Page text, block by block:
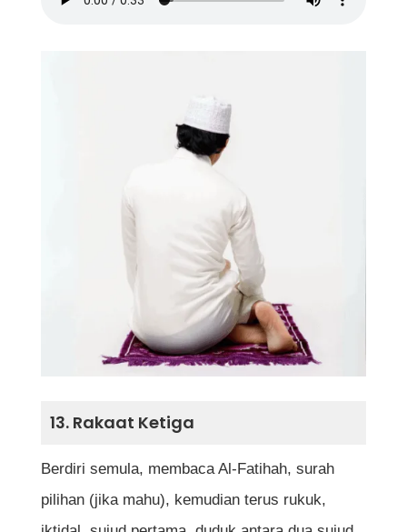
13. Rakaat Ketiga
Berdiri semula, membaca Al-Fatihah, surah
pilihan (jika mahu), kemudian terus rukuk,